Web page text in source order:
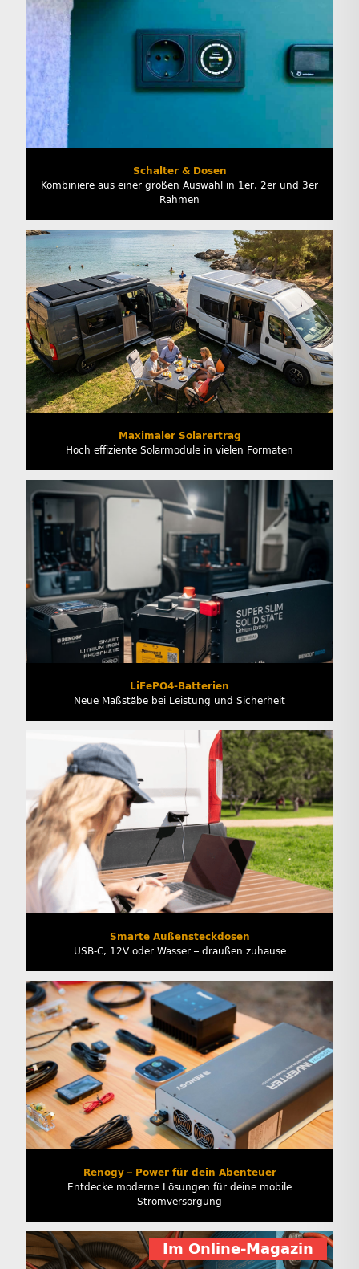
Schalter & Dosen
Kombiniere aus einer großen Auswahl in 1er, 2er und 3er
Rahmen
Maximaler Solarertrag
Hoch effiziente Solarmodule in vielen Formaten
LiFePO4-Batterien
Neue Maßstäbe bei Leistung und Sicherheit
Smarte Außensteckdosen
USB-C, 12V oder Wasser – draußen zuhause
Renogy – Power für dein Abenteuer
Entdecke moderne Lösungen für deine mobile
Stromversorgung
Im Online-Magazin